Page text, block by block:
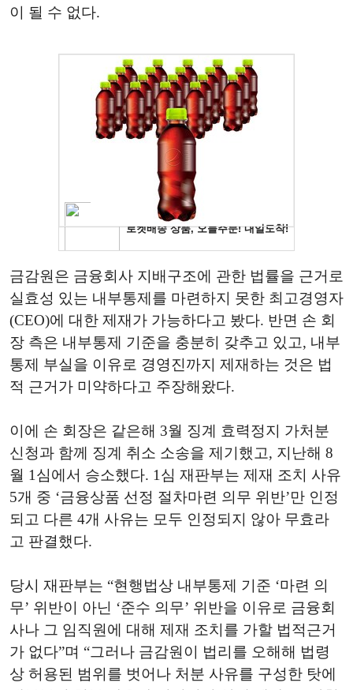
이 될 수 없다.
금감원은 금융회사 지배구조에 관한 법률을 근거로
실효성 있는 내부통제를 마련하지 못한 최고경영자
(CEO)에 대한 제재가 가능하다고 봤다. 반면 손 회
장 측은 내부통제 기준을 충분히 갖추고 있고, 내부
통제 부실을 이유로 경영진까지 제재하는 것은 법
적 근거가 미약하다고 주장해왔다.
이에 손 회장은 같은해 3월 징계 효력정지 가처분
신청과 함께 징계 취소 소송을 제기했고, 지난해 8
월 1심에서 승소했다. 1심 재판부는 제재 조치 사유
5개 중 ‘금융상품 선정 절차마련 의무 위반’만 인정
되고 다른 4개 사유는 모두 인정되지 않아 무효라
고 판결했다.
당시 재판부는 “현행법상 내부통제 기준 ‘마련 의
무’ 위반이 아닌 ‘준수 의무’ 위반을 이유로 금융회
사나 그 임직원에 대해 제재 조치를 가할 법적근거
가 없다”며 “그러나 금감원이 법리를 오해해 법령
상 허용된 범위를 벗어나 처분 사유를 구성한 탓에